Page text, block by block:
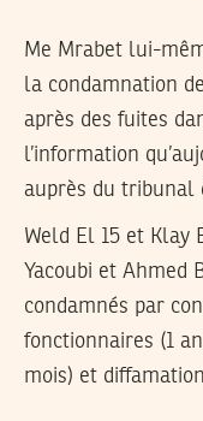
Me Mrabet lui-
la condamnation
après des fuites
l’information
auprès du tribunal
Weld El 15 et Klay
Yacoubi et Ahmed
condamnés par
fonctionnaires (1
mois) et